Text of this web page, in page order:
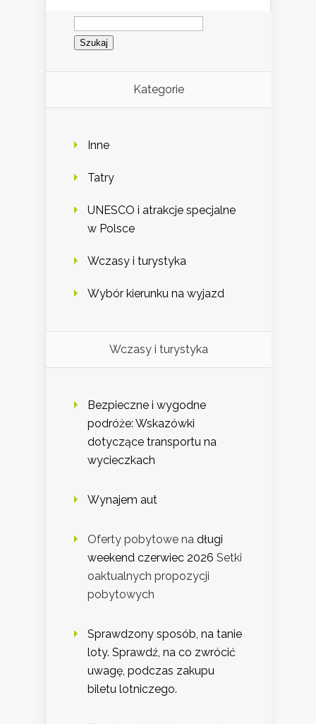
Szukaj:
Kategorie
Inne
Tatry
UNESCO i atrakcje specjalne
w Polsce
Wczasy i turystyka
Wybór kierunku na wyjazd
Wczasy i turystyka
Bezpieczne i wygodne
podróże: Wskazówki
dotyczące transportu na
wycieczkach
Wynajem aut
Oferty pobytowe na długi
weekend czerwiec 2026 Setki
oaktualnych propozycji
pobytowych
Sprawdzony sposób, na tanie
loty. Sprawdź, na co zwrócić
uwagę, podczas zakupu
biletu lotniczego.